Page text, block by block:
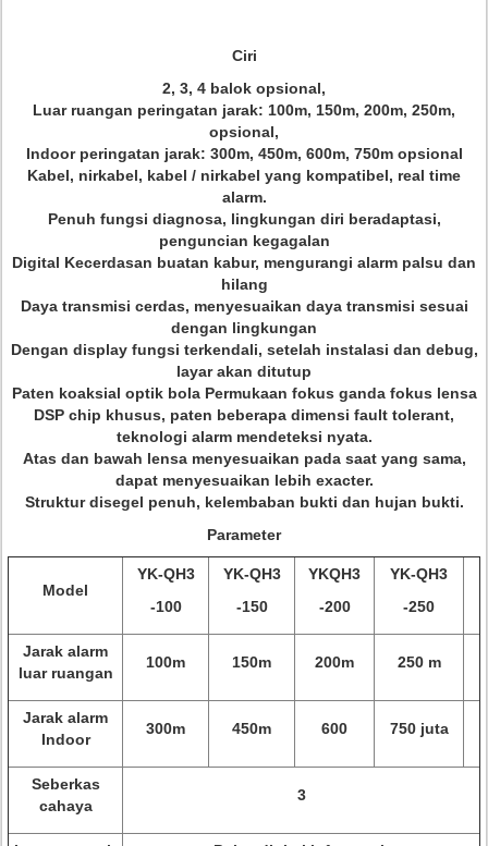
Ciri
2, 3, 4 balok opsional,
Luar ruangan peringatan jarak: 100m, 150m, 200m, 250m,
opsional,
Indoor peringatan jarak: 300m, 450m, 600m, 750m opsional
Kabel, nirkabel, kabel / nirkabel yang kompatibel, real time
alarm.
Penuh fungsi diagnosa, lingkungan diri beradaptasi,
penguncian kegagalan
Digital Kecerdasan buatan kabur, mengurangi alarm palsu dan
hilang
Daya transmisi cerdas, menyesuaikan daya transmisi sesuai
dengan lingkungan
Dengan display fungsi terkendali, setelah instalasi dan debug,
layar akan ditutup
Paten koaksial optik bola Permukaan fokus ganda fokus lensa
DSP chip khusus, paten beberapa dimensi fault tolerant,
teknologi alarm mendeteksi nyata.
Atas dan bawah lensa menyesuaikan pada saat yang sama,
dapat menyesuaikan lebih exacter.
Struktur disegel penuh, kelembaban bukti dan hujan bukti.
Parameter
Model
YK-QH3
-100
YK-QH3
-150
YKQH3
-200
YK-QH3
-250
Jarak alarm
luar ruangan
100m 150m 200m 250 m
Jarak alarm
Indoor
300m 450m 600 750 juta
Seberkas
cahaya
3